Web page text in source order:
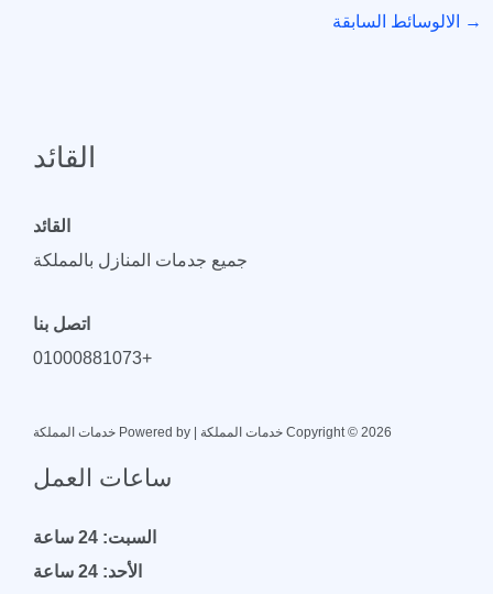
→ الالوسائط السابقة
القائد
القائد
جميع جدمات المنازل بالمملكة
اتصل بنا
+01000881073
Copyright © 2026 خدمات المملكة | Powered by خدمات المملكة
ساعات العمل
السبت: 24 ساعة
الأحد: 24 ساعة